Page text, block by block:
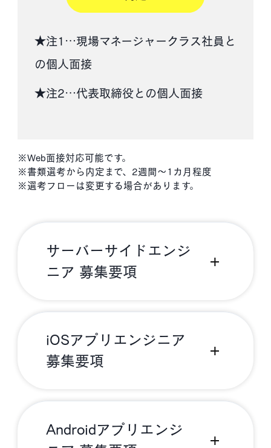
★注1…現場マネージャークラス社員と
の個人面接
★注2…代表取締役との個人面接
※Web面接対応可能です。
※書類選考から内定まで、2週間～1カ月程度
※選考フローは変更する場合があります。
サーバーサイドエンジ
ニア 募集要項
iOSアプリエンジニア
募集要項
Androidアプリエンジ